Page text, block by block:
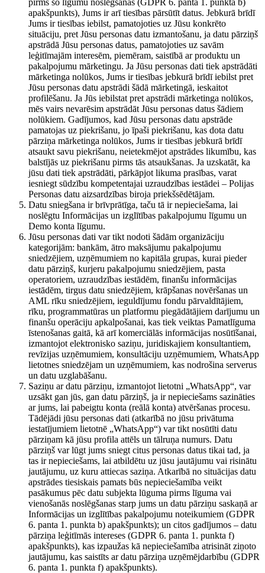
pirms šo līgumu noslēgšanas (GDPR 6. panta 1. punkta b)
apakšpunkts), Jums ir arī tiesības pārsūtīt datus. Jebkurā brīdī
Jums ir tiesības iebilst, pamatojoties uz Jūsu konkrēto
situāciju, pret Jūsu personas datu izmantošanu, ja datu pārziņš
apstrādā Jūsu personas datus, pamatojoties uz savām
leģitīmajām interesēm, piemēram, saistībā ar produktu un
pakalpojumu mārketingu. Ja Jūsu personas dati tiek apstrādāti
mārketinga nolūkos, Jums ir tiesības jebkurā brīdī iebilst pret
Jūsu personas datu apstrādi šādā mārketingā, ieskaitot
profilēšanu. Ja Jūs iebilstat pret apstrādi mārketinga nolūkos,
mēs vairs nevarēsim apstrādāt Jūsu personas datus šādiem
nolūkiem. Gadījumos, kad Jūsu personas datu apstrāde
pamatojas uz piekrišanu, jo īpaši piekrišanu, kas dota datu
pārziņa mārketinga nolūkos, Jums ir tiesības jebkurā brīdī
atsaukt savu piekrišanu, neietekmējot apstrādes likumību, kas
balstījās uz piekrišanu pirms tās atsaukšanas. Ja uzskatāt, ka
jūsu dati tiek apstrādāti, pārkāpjot likuma prasības, varat
iesniegt sūdzību kompetentajai uzraudzības iestādei – Polijas
Personas datu aizsardzības biroja priekšsēdētājam.
Datu sniegšana ir brīvprātīga, taču tā ir nepieciešama, lai
noslēgtu Informācijas un izglītības pakalpojumu līgumu un
Demo konta līgumu.
Jūsu personas dati var tikt nodoti šādām organizāciju
kategorijām: bankām, ātro maksājumu pakalpojumu
sniedzējiem, uzņēmumiem no kapitāla grupas, kurai pieder
datu pārziņš, kurjeru pakalpojumu sniedzējiem, pasta
operatoriem, uzraudzības iestādēm, finanšu informācijas
iestādēm, tirgus datu sniedzējiem, krāpšanas novēršanas un
AML rīku sniedzējiem, ieguldījumu fondu pārvaldītājiem,
rīku, programmatūras un platformu piegādātājiem darījumu un
finanšu operāciju apkalpošanai, kas tiek veiktas Pamatlīguma
īstenošanas gaitā, kā arī komerciālās informācijas nosūtīšanai,
izmantojot elektronisko saziņu, juridiskajiem konsultantiem,
revīzijas uzņēmumiem, konsultāciju uzņēmumiem, WhatsApp
lietotnes sniedzējam un uzņēmumiem, kas nodrošina serverus
un datu uzglabāšanu.
Saziņu ar datu pārziņu, izmantojot lietotni „WhatsApp“, var
uzsākt gan jūs, gan datu pārziņš, ja ir nepieciešams sazināties
ar jums, lai pabeigtu konta (reālā konta) atvēršanas procesu.
Tādējādi jūsu personas dati (atkarībā no jūsu privātuma
iestatījumiem lietotnē „WhatsApp“) var tikt nosūtīti datu
pārziņam kā jūsu profila attēls un tālruņa numurs. Datu
pārziņš var lūgt jums sniegt citus personas datus tikai tad, ja
tas ir nepieciešams, lai atbildētu uz jūsu jautājumu vai risinātu
jautājumu, uz kuru attiecas saziņa. Atkarībā no situācijas datu
apstrādes tiesiskais pamats būs nepieciešamība veikt
pasākumus pēc datu subjekta lūguma pirms līguma vai
vienošanās noslēgšanas starp jums un datu pārziņu saskaņā ar
Informācijas un izglītības pakalpojumu noteikumiem (GDPR
6. panta 1. punkta b) apakšpunkts); un citos gadījumos – datu
pārziņa leģitīmās intereses (GDPR 6. panta 1. punkta f)
apakšpunkts), kas izpaužas kā nepieciešamība atrisināt ziņoto
jautājumu, kas saistīts ar datu pārziņa uzņēmējdarbību (GDPR
6. panta 1. punkta f) apakšpunkts).